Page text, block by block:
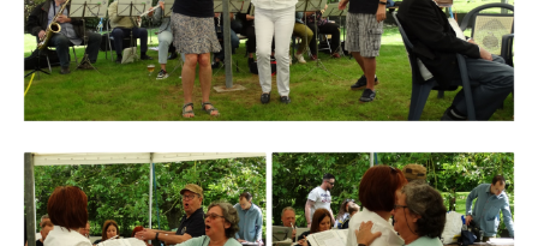
Branding
ARMCHAIR